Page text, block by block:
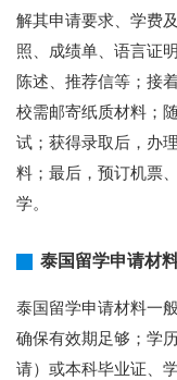
解其申请要求、学费
照、成绩单、语言证
陈述、推荐信等；接
校需邮寄纸质材料；
试；获得录取后，办
料；最后，预订机票
学。
泰国留学申请材
泰国留学申请材料一
确保有效期足够；学
请）或本科毕业证、